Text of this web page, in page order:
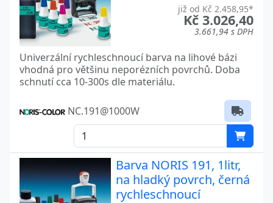
již od Kč 2.458,95*
Kč 3.026,40
3.661,94 s DPH
Univerzální rychleschnoucí barva na lihové bázi
vhodná pro většinu neporézních povrchů. Doba
schnutí cca 10-300s dle materiálu.
NC.191@1000W
Barva NORIS 191, 1litr,
na hladký povrch, černá
rychleschnoucí